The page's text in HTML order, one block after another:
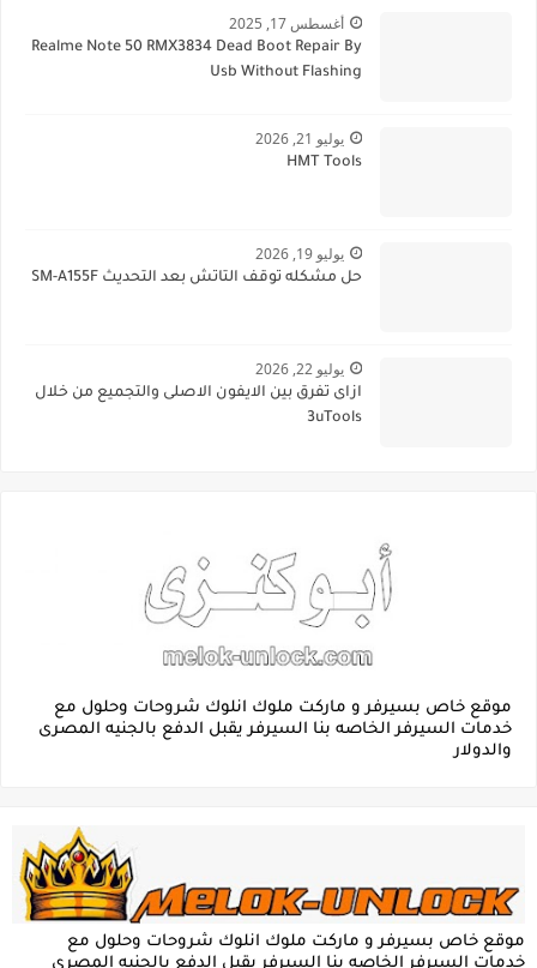
أغسطس 17, 2025
Realme Note 50 RMX3834 Dead Boot Repair By
Usb Without Flashing
يوليو 21, 2026
HMT Tools
يوليو 19, 2026
حل مشكله توقف التاتش بعد التحديث SM-A155F
يوليو 22, 2026
ازاى تفرق بين الايفون الاصلى والتجميع من خلال
3uTools
موقع خاص بسيرفر و ماركت ملوك انلوك شروحات وحلول مع
خدمات السيرفر الخاصه بنا السيرفر يقبل الدفع بالجنيه المصرى
والدولار
موقع خاص بسيرفر و ماركت ملوك انلوك شروحات وحلول مع
خدمات السيرفر الخاصه بنا السيرفر يقبل الدفع بالجنيه المصرى